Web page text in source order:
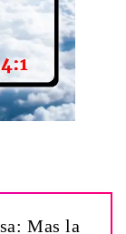
Mas la